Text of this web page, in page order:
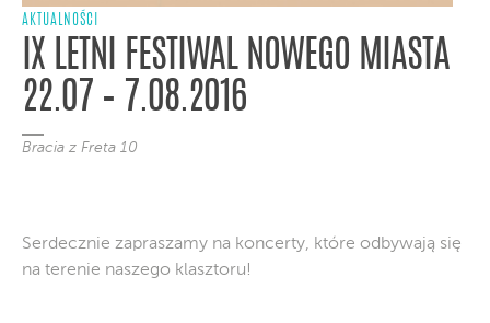
AKTUALNOŚCI
IX LETNI FESTIWAL NOWEGO MIASTA
22.07 – 7.08.2016
Bracia z Freta 10
Serdecznie zapraszamy na koncerty, które odbywają się
na terenie naszego klasztoru!